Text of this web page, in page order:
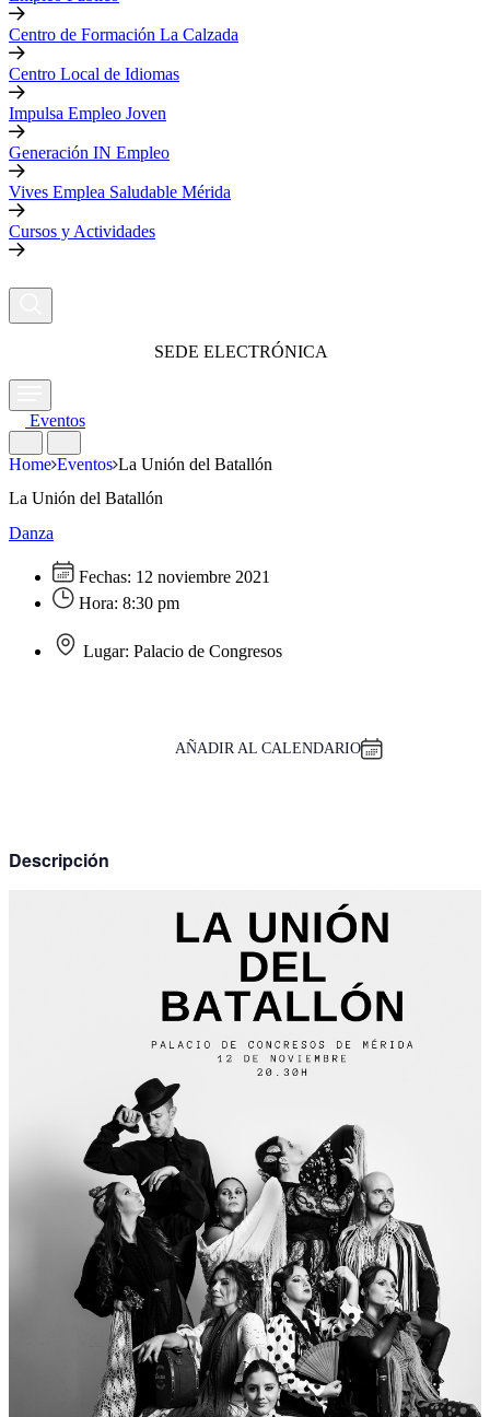
Centro de Formación La Calzada
Centro Local de Idiomas
Impulsa Empleo Joven
Generación IN Empleo
Vives Emplea Saludable Mérida
Cursos y Actividades
SEDE ELECTRÓNICA
Eventos
Home Eventos La Unión del Batallón
La Unión del Batallón
Danza
Fechas: 12 noviembre 2021
Hora: 8:30 pm
Lugar: Palacio de Congresos
AÑADIR AL CALENDARIO
Descripción